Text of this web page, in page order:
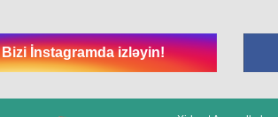
Bizi İnstagramda izləyin!